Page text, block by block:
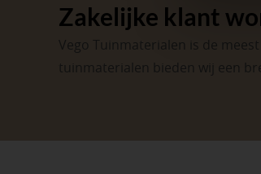
Zakelijke klant
Vego Tuinmaterialen is de
tuinmaterialen bieden wij een